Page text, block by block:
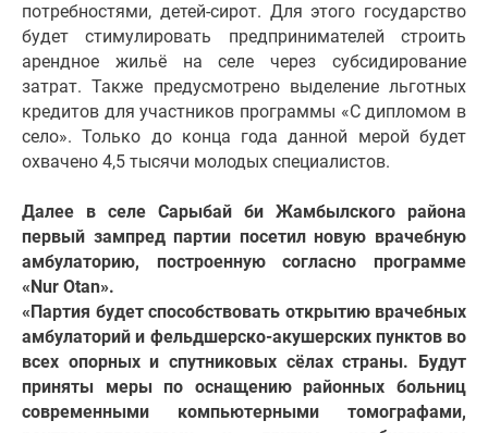
потребностями, детей-сирот. Для этого государство
будет стимулировать предпринимателей строить
арендное жильё на селе через субсидирование
затрат. Также предусмотрено выделение льготных
кредитов для участников программы «С дипломом в
село». Только до конца года данной мерой будет
охвачено 4,5 тысячи молодых специалистов.
Далее в селе Сарыбай би Жамбылского района
первый зампред партии посетил новую врачебную
амбулаторию, построенную согласно программе
«Nur Otan».
«Партия будет способствовать открытию врачебных
амбулаторий и фельдшерско-акушерских пунктов во
всех опорных и спутниковых сёлах страны. Будут
приняты меры по оснащению районных больниц
современными компьютерными томографами,